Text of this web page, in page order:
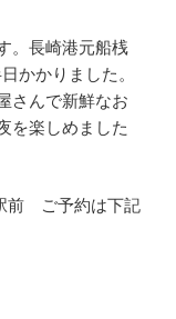
。長崎港元船桟
かかりました。
さんで新鮮なお
を楽しめました
前 ご予約は下記